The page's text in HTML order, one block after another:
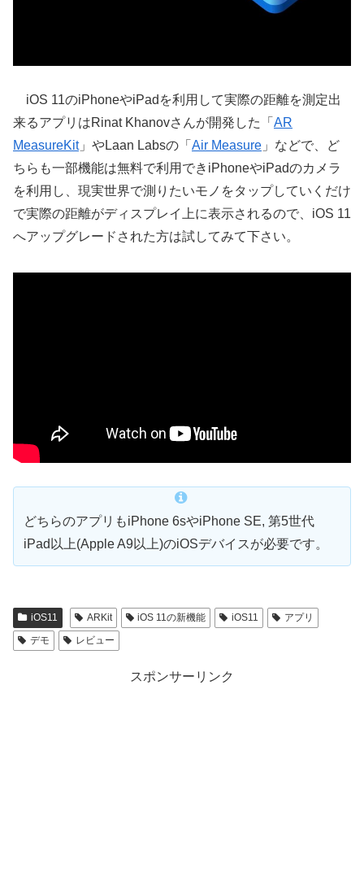
iOS 11のiPhoneやiPadを利用して実際の距離を測定出
来るアプリはRinat Khanovさんが開発した「 AR
MeasureKit」やLaan Labsの「 Air Measure 」などで、ど
ちらも一部機能は無料で利用できiPhoneやiPadのカメラ
を利用し、現実世界で測りたいモノをタップしていくだけ
で実際の距離がディスプレイ上に表示されるので、iOS 11
へアップグレードされた方は試してみて下さい。
どちらのアプリもiPhone 6sやiPhone SE, 第5世代
iPad以上(Apple A9以上)のiOSデバイスが必要です。
iOS11 ARKit iOS 11の新機能 iOS11
アプリ
デモ
レビュー
スポンサーリンク